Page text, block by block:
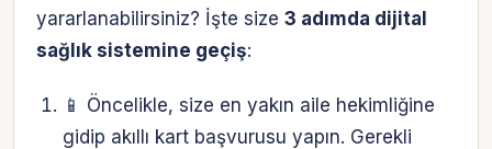
yararlanabilirsiniz? İşte size 3 adımda dijital
sağlık sistemine geçiş:
📱 Öncelikle, size en yakın aile hekimliğine
gidip akıllı kart başvurusu yapın. Gerekli